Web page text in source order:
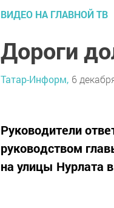
ВИДЕО НА ГЛАВНОЙ ТВ
Дороги
Татар-Информ, 6
Руководители
руководством
на улицы Нурлата